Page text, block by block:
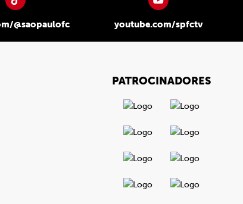
@saopaulofc youtube.com/spfctv
PATROCINADORES